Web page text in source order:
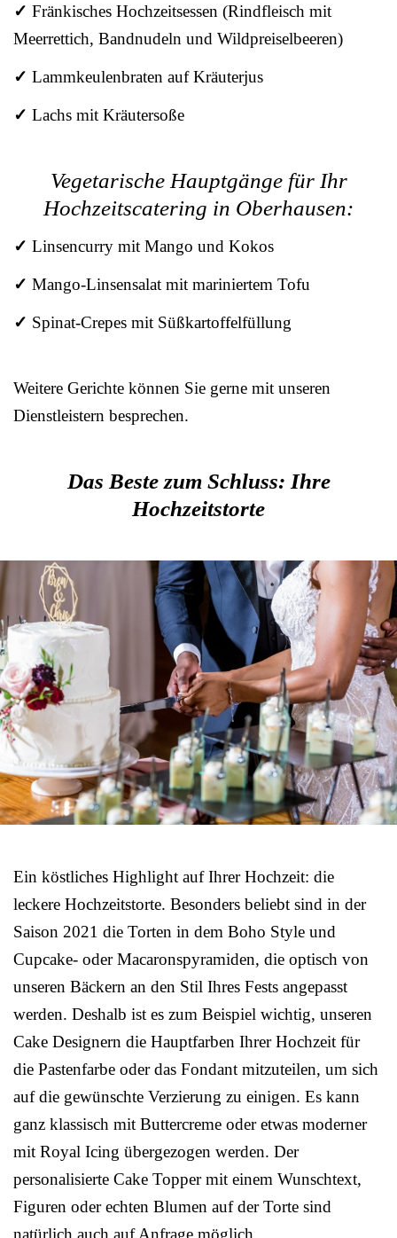
✓ Fränkisches Hochzeitsessen (Rindfleisch mit
Meerrettich, Bandnudeln und Wildpreiselbeeren)
✓ Lammkeulenbraten auf Kräuterjus
✓ Lachs mit Kräutersoße
Vegetarische Hauptgänge für Ihr
Hochzeitscatering in Oberhausen:
✓ Linsencurry mit Mango und Kokos
✓ Mango-Linsensalat mit mariniertem Tofu
✓ Spinat-Crepes mit Süßkartoffelfüllung
Weitere Gerichte können Sie gerne mit unseren
Dienstleistern besprechen.
Das Beste zum Schluss: Ihre
Hochzeitstorte
Ein köstliches Highlight auf Ihrer Hochzeit: die
leckere Hochzeitstorte. Besonders beliebt sind in der
Saison 2021 die Torten in dem Boho Style und
Cupcake- oder Macaronspyramiden, die optisch von
unseren Bäckern an den Stil Ihres Fests angepasst
werden. Deshalb ist es zum Beispiel wichtig, unseren
Cake Designern die Hauptfarben Ihrer Hochzeit für
die Pastenfarbe oder das Fondant mitzuteilen, um sich
auf die gewünschte Verzierung zu einigen. Es kann
ganz klassisch mit Buttercreme oder etwas moderner
mit Royal Icing übergezogen werden. Der
personalisierte Cake Topper mit einem Wunschtext,
Figuren oder echten Blumen auf der Torte sind